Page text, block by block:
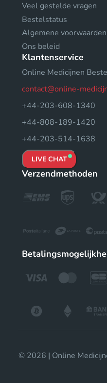
Veel gestelde vragen
Bestelstatus
Algemene voorwaarden
Ons beleid
Klantenservice
Online Medicijnen
contact@online-
+44-203-608-1340
+44-808-189-1420
+44-203-514-1638
LIVE CHAT
Verzendmethoden
© 2026 | Online